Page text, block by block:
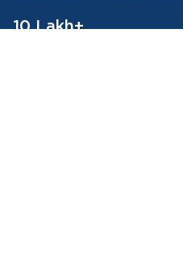
10 Lakh+